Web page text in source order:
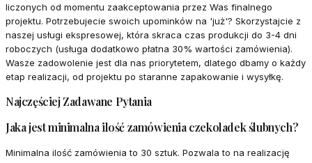
liczonych od momentu zaakceptowania przez Was finalnego
projektu. Potrzebujecie swoich upominków na 'już'? Skorzystajcie z
naszej usługi ekspresowej, która skraca czas produkcji do 3-4 dni
roboczych (usługa dodatkowo płatna 30% wartości zamówienia).
Wasze zadowolenie jest dla nas priorytetem, dlatego dbamy o każdy
etap realizacji, od projektu po staranne zapakowanie i wysyłkę.
Najczęściej Zadawane Pytania
Jaka jest minimalna ilość zamówienia czekoladek ślubnych?
Minimalna ilość zamówienia to 30 sztuk. Pozwala to na realizację